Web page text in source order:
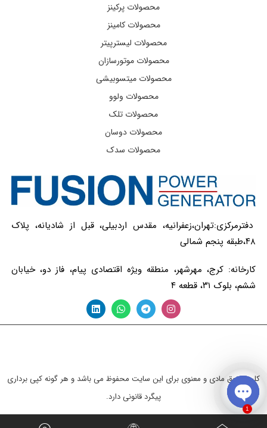
دفترمرکزی:تهران،زعفرانیه، مقدس اردبیلی، قبل از شادیانه، پلاک
۴۸،طبقه پنجم شمالی
کارخانه: کرج، مهرشهر، منطقه ویژه اقتصادی پیام، فاز دو، خیابان
ششم، بلوک ۳۱، قطعه ۴
محصولات پرکینز
محصولات کامینز
محصولات لیسترپیتر
محصولات موتورسازان
محصولات میتسوبیشی
محصولات ولوو
محصولات تلک
محصولات دوسان
محصولات سدک
کلیه حقوق مادی و معنوی برای این سایت محفوظ می باشد و هر گونه کپی برداری
پیگرد قانونی دارد.
Open chaty 1